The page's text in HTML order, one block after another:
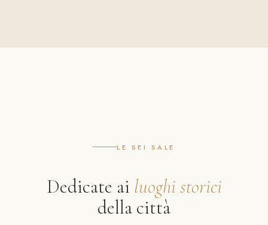
LE SEI SALE
Dedicate ai luoghi storici
della città